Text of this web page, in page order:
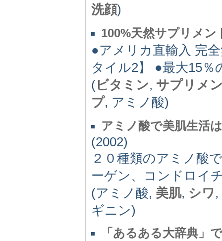
洗顔)
100%天然サプリメ
●アメリカ直輸入 完
タイル2】 ●最大15％
(ビタミン, サプリメ
プ, アミノ酸)
アミノ酸で美肌生活
(2002)
２０種類のアミノ酸
ーゲン、コンドロイ
(アミノ酸, 美肌, シワ
ギニン)
「あるある大辞典」